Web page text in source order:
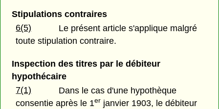
Stipulations contraires
6(5)
Le présent article s'applique malgré
toute stipulation contraire.
Inspection des titres par le débiteur
hypothécaire
7(1)
Dans le cas d'une hypothèque
consentie après le 1er janvier 1903, le débiteur